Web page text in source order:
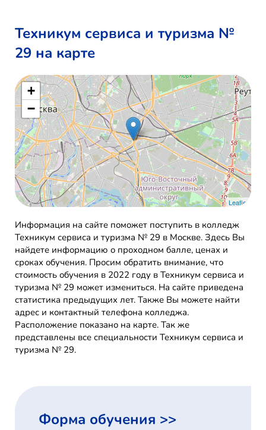
Техникум сервиса и туризма №
29 на карте
+
−
Leaflet
Информация на сайте поможет поступить в колледж
Техникум сервиса и туризма № 29 в Москве. Здесь Вы
найдете информацию о проходном балле, ценах и
сроках обучения. Просим обратить внимание, что
стоимость обучения в 2022 году в Техникум сервиса и
туризма № 29 может измениться. На сайте приведена
статистика предыдущих лет. Также Вы можете найти
адрес и контактный телефона колледжа.
Расположение показано на карте. Так же
представлены все специальности Техникум сервиса и
туризма № 29.
Форма обучения >>